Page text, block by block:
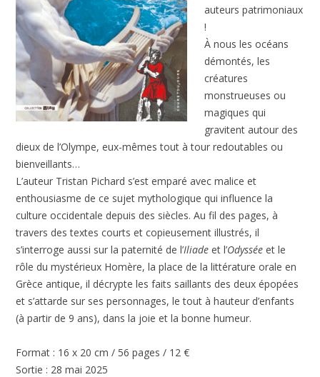
auteurs patrimoniaux
!
À nous les océans
démontés, les
créatures
monstrueuses ou
magiques qui
gravitent autour des
dieux de l’Olympe, eux-mêmes tout à tour redoutables ou
bienveillants…
L’auteur Tristan Pichard s’est emparé avec malice et
enthousiasme de ce sujet mythologique qui influence la
culture occidentale depuis des siècles. Au fil des pages, à
travers des textes courts et copieusement illustrés, il
s’interroge aussi sur la paternité de l’Iliade et l’Odyssée et le
rôle du mystérieux Homère, la place de la littérature orale en
Grèce antique, il décrypte les faits saillants des deux épopées
et s’attarde sur ses personnages, le tout à hauteur d’enfants
(à partir de 9 ans), dans la joie et la bonne humeur.
Format : 16 x 20 cm / 56 pages / 12 €
Sortie : 28 mai 2025